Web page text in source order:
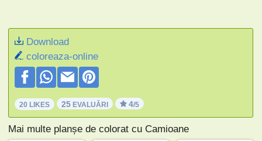
Download
coloreaza-online
20 LIKES 25 EVALUĂRI 4/5
Mai multe planșe de colorat cu Camioane